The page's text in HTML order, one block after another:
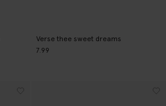
Verse thee sweet dreams
7.99